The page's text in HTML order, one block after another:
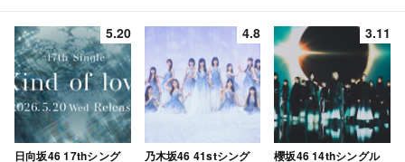
5.20
日向坂46 17thシング
4.8
乃木坂46 41stシング
3.11
櫻坂46 14thシングル